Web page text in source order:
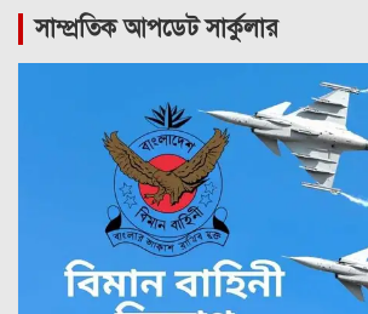
সাম্প্রতিক আপডেট সার্কুলার